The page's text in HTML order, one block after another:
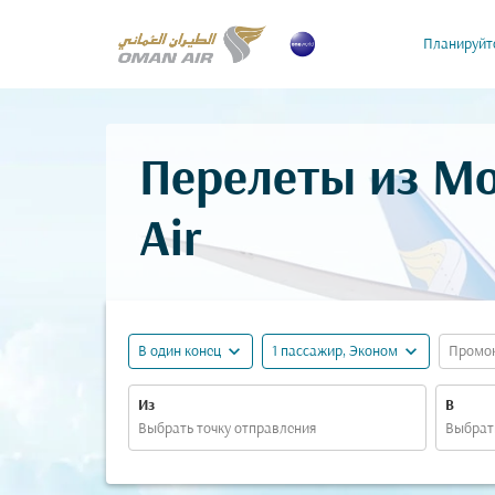
Перелеты из
Air
В один конец expand_more 1 пассажир, Эконом expand_more
Из В